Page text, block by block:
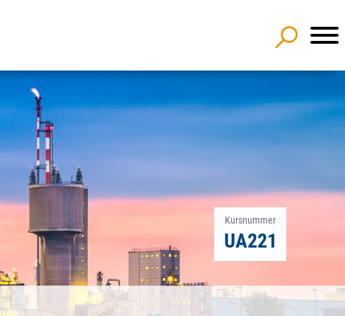
Kursnummer
UA221